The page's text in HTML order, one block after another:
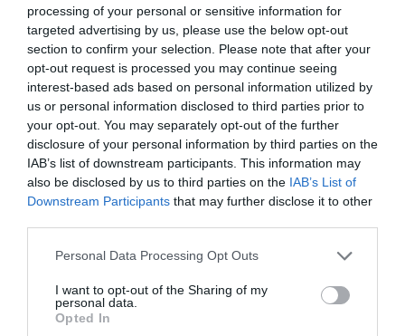
processing of your personal or sensitive information for
targeted advertising by us, please use the below opt-out
section to confirm your selection. Please note that after your
opt-out request is processed you may continue seeing
interest-based ads based on personal information utilized by
us or personal information disclosed to third parties prior to
your opt-out. You may separately opt-out of the further
disclosure of your personal information by third parties on the
IAB’s list of downstream participants. This information may
also be disclosed by us to third parties on the IAB’s List of
Downstream Participants that may further disclose it to other
Please note that this website/app uses one or more Google
not limited to your visit or usage behaviour. You may click to
grant or deny consent to Google and its third-party tags to
use your data for below specified purposes in below Google
Personal Data Processing Opt Outs
I want to opt-out of the Sharing of my
personal data.
Opted In
A kék kalcit nagy belső stabilitást ad és megnyugtató
hatást vált ki. Távol tartja a félelmet, és növeli az az
önbizalmat
– a rossz hangulat pillanatok alatt eltűnik.
Fekete turmalin
Negatív energiablokkolóként a fekete turmalin nem is
lehetne erősebb – testünk és lelkünk egyik legerősebb
védőkövének tartják.
Címkék: szerencse ,energetizáló,ásványok
negatív energia